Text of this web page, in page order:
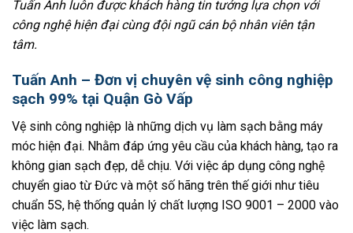
Tuấn Anh luôn được khách hàng tin tưởng lựa chọn với
công nghệ hiện đại cùng đội ngũ cán bộ nhân viên tận
tâm.
Tuấn Anh – Đơn vị chuyên vệ sinh công nghiệp
sạch 99% tại Quận Gò Vấp
Vệ sinh công nghiệp là những dịch vụ làm sạch bằng máy
móc hiện đại. Nhằm đáp ứng yêu cầu của khách hàng, tạo ra
không gian sạch đẹp, dễ chịu. Với việc áp dụng công nghệ
chuyển giao từ Đức và một số hãng trên thế giới như tiêu
chuẩn 5S, hệ thống quản lý chất lượng ISO 9001 – 2000 vào
việc làm sạch.